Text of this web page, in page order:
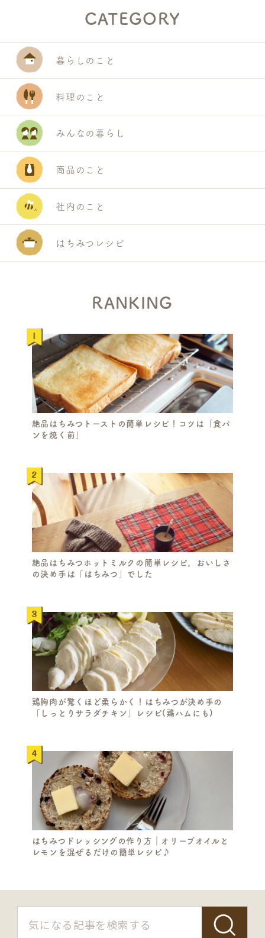
CATEGORY
暮らしのこと
料理のこと
みんなの暮らし
商品のこと
社内のこと
はちみつレシピ
RANKING
絶品はちみつトーストの簡単レシピ！コツは「食パ
ンを焼く前」
絶品はちみつホットミルクの簡単レシピ。おいしさ
の決め手は「はちみつ」でした
鶏胸肉が驚くほど柔らかく！はちみつが決め手の
「しっとりサラダチキン」レシピ(鶏ハムにも)
はちみつドレッシングの作り方｜オリーブオイルと
レモンを混ぜるだけの簡単レシピ♪